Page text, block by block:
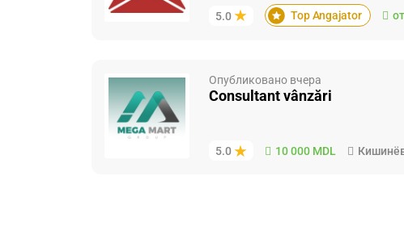
5.0 Top Angajator
Опубликовано вчера
Consultant vânzări
5.0 10 000 MDL